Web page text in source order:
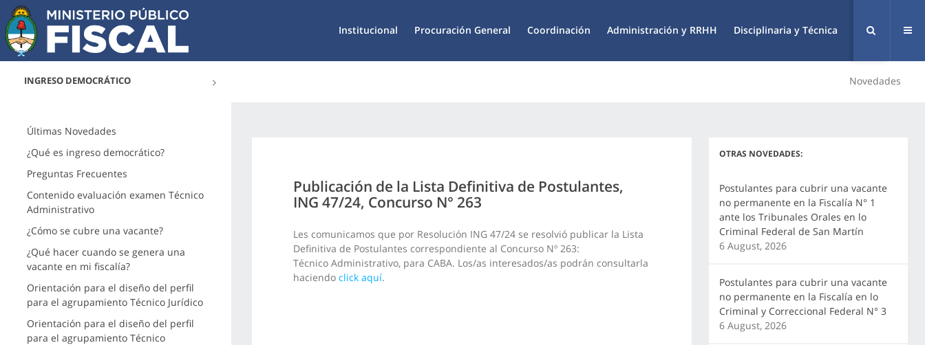
Institucional Procuración General Coordinación Administración y RRHH Disciplinaria y Técnica
INGRESO DEMOCRÁTICO Novedades
Últimas Novedades
¿Qué es ingreso democrático?
Preguntas Frecuentes
Contenido evaluación examen Técnico
Administrativo
¿Cómo se cubre una vacante?
¿Qué hacer cuando se genera una
vacante en mi fiscalía?
Orientación para el diseño del perfil
para el agrupamiento Técnico Jurídico
Orientación para el diseño del perfil
para el agrupamiento Técnico
Publicación de la Lista Definitiva de Postulantes,
ING 47/24, Concurso N° 263
Les comunicamos que por Resolución ING 47/24 se resolvió publicar la Lista
Definitiva de Postulantes correspondiente al Concurso Nº 263:
Técnico Administrativo, para CABA. Los/as interesados/as podrán consultarla
haciendo click aquí.
OTRAS NOVEDADES:
Postulantes para cubrir una vacante
no permanente en la Fiscalía N° 1
ante los Tribunales Orales en lo
Criminal Federal de San Martín
6 August, 2026
Postulantes para cubrir una vacante
no permanente en la Fiscalía en lo
Criminal y Correccional Federal N° 3
6 August, 2026